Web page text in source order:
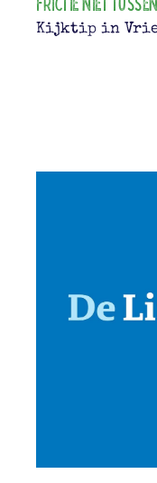
frictie niet tussen
Kijktip in